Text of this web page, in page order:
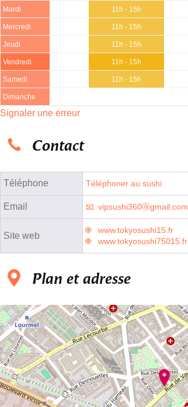
Mardi 11h - 15h
Mercredi 11h - 15h
Jeudi 11h - 15h
Vendredi 11h - 15h
Samedi 11h - 15h
Dimanche
Signaler une erreur
Contact
Téléphone Téléphoner au sushi
Email vipsushi360ⓐgmail.com
Site web
www.tokyosushi15.fr
www.tokyosushi75015.fr
Plan et adresse